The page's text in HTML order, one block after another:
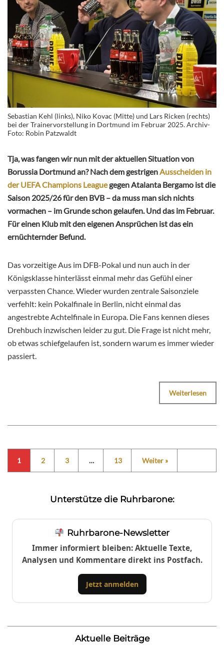
Sebastian Kehl (links), Niko Kovac (Mitte) und Lars Ricken (rechts)
bei der Trainervorstellung in Dortmund im Februar 2025. Archiv-
Foto: Robin Patzwaldt
Tja, was fangen wir nun mit der aktuellen Situation von
Borussia Dortmund an? Nach dem gestrigenAusscheiden in
der UEFA Champions Leaguegegen Atalanta Bergamo ist die
Saison 2025/26 für den BVB – da muss man sich nichts
vormachen – im Grunde schon gelaufen. Und das im Februar.
Für einen Klub mit den eigenen Ansprüchen ist das ein
ernüchternder Befund.
Das vorzeitige Aus im DFB-Pokal und nun auch in der
Königsklasse hinterlässt einmal mehr das Gefühl einer
verpassten Chance. Wieder wurden zentrale Saisonziele
verfehlt: kein Pokalfinale in Berlin, nicht einmal das
angestrebte Achtelfinale in Europa. Die Fans kennen dieses
Drehbuch inzwischen leider zu gut. Die Frage ist nicht mehr,
ob etwas schiefgelaufen ist, sondern warum es immer wieder
passiert.
Weiterlesen
1 2 3 … 13 Weiter »
Unterstütze die Ruhrbarone:
Ruhrbarone-Newsletter
Immer informiert bleiben: Aktuelle Texte,
Analysen und Kommentare direkt ins Postfach.
Jetzt anmelden
Aktuelle Beiträge